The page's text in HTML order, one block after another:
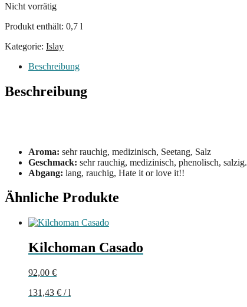
Nicht vorrätig
Produkt enthält: 0,7 l
Kategorie: Islay
Beschreibung
Beschreibung
Aroma: sehr rauchig, medizinisch, Seetang, Salz
Geschmack: sehr rauchig, medizinisch, phenolisch, salzig.
Abgang: lang, rauchig, Hate it or love it!!
Ähnliche Produkte
Kilchoman Casado
92,00 €
131,43 € /l